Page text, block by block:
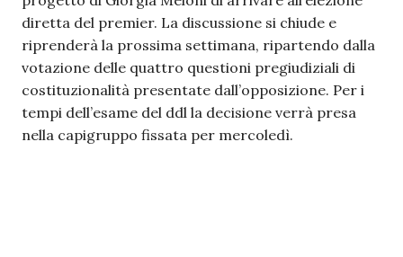
diretta del premier. La discussione si chiude e
riprenderà la prossima settimana, ripartendo dalla
votazione delle quattro questioni pregiudiziali di
costituzionalità presentate dall’opposizione. Per i
tempi dell’esame del ddl la decisione verrà presa
nella capigruppo fissata per mercoledì.